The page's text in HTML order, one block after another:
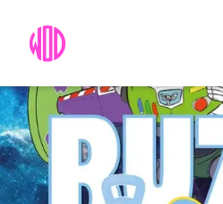
Hyrox
Programmes
WOD